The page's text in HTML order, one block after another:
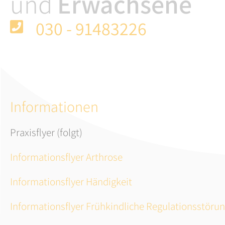
030 - 91483226
Informationen
Praxisflyer (folgt)
Informationsflyer Arthrose
Informationsflyer Händigkeit
Informationsflyer Frühkindliche